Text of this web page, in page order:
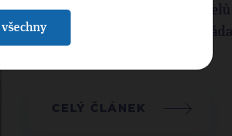
TOP 09 podpoří růst platů učitelů
procent průměrného platu.
CELÝ ČLÁNEK